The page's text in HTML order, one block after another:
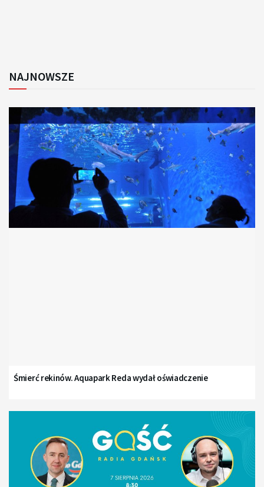
NAJNOWSZE
Śmierć rekinów. Aquapark Reda wydał oświadczenie